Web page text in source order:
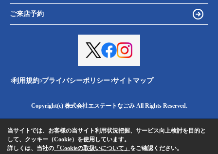
ご来店予約
利用規約 プライバシーポリシー サイトマップ
Copyright(c) 株式会社エステートなごみ All Rights Reserved.
当サイトでは、お客様の当サイト利用状況把握、サービス向上検討を目的と
して、クッキー（Cookie）を使用しています。
詳しくは、当社の 「Cookieの取扱いについて」 をご確認ください。